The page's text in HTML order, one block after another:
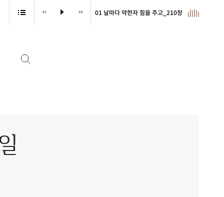
01 날마다 약한자 힘을 주고_210장